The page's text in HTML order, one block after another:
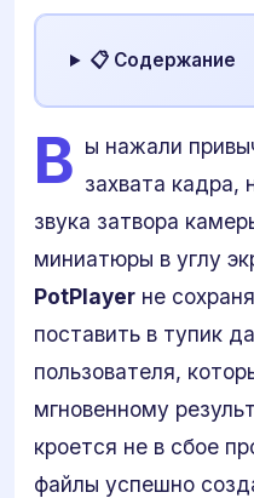
📋 Содержание
В ы нажали
захвата кадра,
звука затвора
миниатюры в углу
PotPlayer не
поставить в тупик
пользователя,
мгновенному
кроется не в сбое
файлы успешно